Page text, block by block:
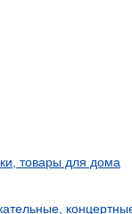
товары для дома